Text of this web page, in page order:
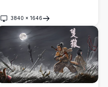
çarpıcı 4K çözünürlükte aydınlatır.
3840 × 1646
Aç